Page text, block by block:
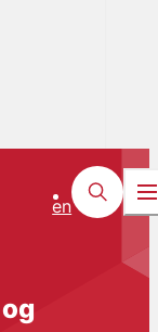
en